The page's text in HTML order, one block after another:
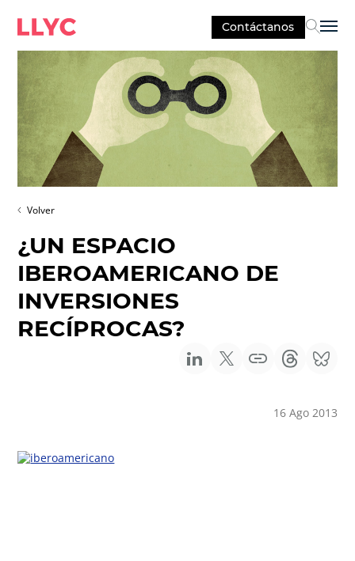
Contáctanos
Volver
¿UN ESPACIO
IBEROAMERICANO DE
INVERSIONES
RECÍPROCAS?
16 Ago 2013